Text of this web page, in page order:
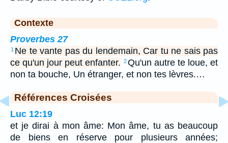
Contexte
Proverbes 27
1 Ne te vante pas du lendemain, Car tu ne sais pas
ce qu'un jour peut enfanter. 2Qu'un autre te loue, et
non ta bouche, Un étranger, et non tes lèvres.…
Références Croisées
Luc 12:19
et je dirai à mon âme: Mon âme, tu as beaucoup
de biens en réserve pour plusieurs années;